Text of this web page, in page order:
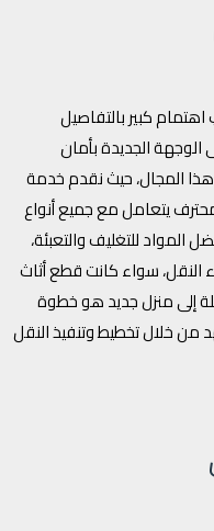
كبير بالتفاصيل
الجديدة بأمان
هذا المجال، حيث نقدم خدمة
يتعامل مع جميع أنواع
المواد للتغليف والتعبئة،
النقل، سواء كانت قطع أثاث
إلى منزل جديد هو خطوة
من خلال تخطيط وتنفيذ النقل